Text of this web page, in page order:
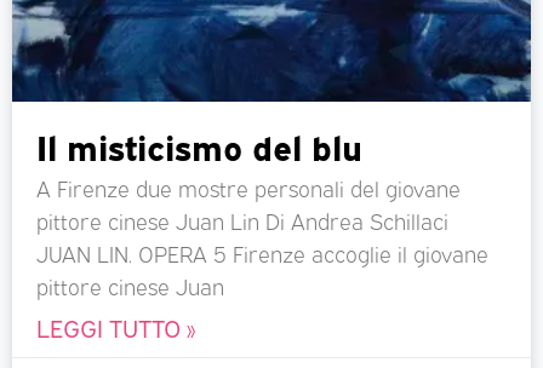
Il misticismo del blu
A Firenze due mostre personali del giovane
pittore cinese Juan Lin Di Andrea Schillaci
JUAN LIN. OPERA 5 Firenze accoglie il giovane
pittore cinese Juan
LEGGI TUTTO »